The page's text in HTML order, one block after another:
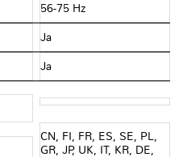
56-75 Hz
Ja
Ja
CN, FI, FR, ES, SE, PL,
GR, JP, UK, IT, KR, DE,